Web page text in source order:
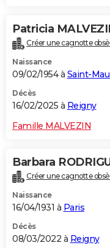
Carte de Noël
Carte Bonne année
Carte Saint-Valentin
Carte Pâques
Carte d'anniversaire
DICTIONNAIRE
Dictionnaire
Biographies
Citations
Expressions
Proverbes
PROGRAMME TV
S'inscrire
Se connecter
Lycées
Collèges
Primaires
Universités
Entreprises
Service militaire
Avis de recherche
AVIS DE DÉCÈS
FORUM
Bricolage
Lifestyle
Culture
Television
Voyage
Patricia
Créer une cagnotte
Naissance
09/02/1954 à Saint-
Décès
16/02/2025 à Reigny
Famille MALVEZIN
Barbara
Créer une cagnotte
Naissance
16/04/1931 à Paris
Décès
08/03/2022 à Reigny